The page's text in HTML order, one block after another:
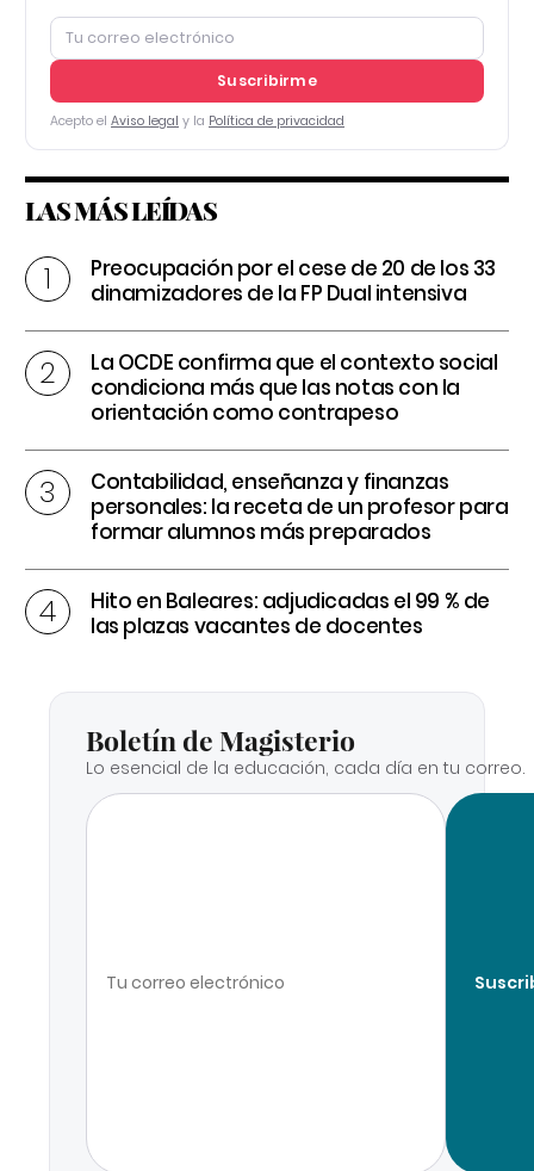
Suscribirme
Acepto el Aviso legal y la Política de privacidad
LAS MÁS LEÍDAS
Preocupación por el cese de 20 de los 33
dinamizadores de la FP Dual intensiva
La OCDE confirma que el contexto social
condiciona más que las notas con la
orientación como contrapeso
Contabilidad, enseñanza y finanzas
personales: la receta de un profesor para
formar alumnos más preparados
Hito en Baleares: adjudicadas el 99 % de
las plazas vacantes de docentes
Boletín de Magisterio
Lo esencial de la educación, cada día en tu correo.